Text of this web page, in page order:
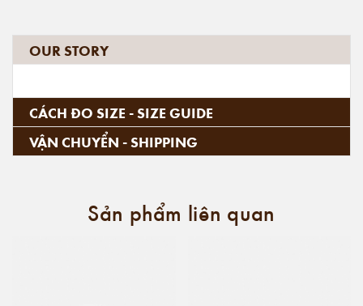
OUR STORY
CÁCH ĐO SIZE - SIZE GUIDE
VẬN CHUYỂN - SHIPPING
Sản phẩm liên quan